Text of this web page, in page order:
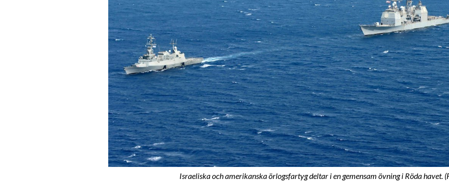
Israeliska och amerikanska örlogsfartyg deltar i en gemensam övning i Röda havet.